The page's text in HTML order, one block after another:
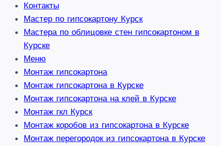
Контакты
Мастер по гипсокартону Курск
Мастера по облицовке стен гипсокартоном в
Курске
Меню
Монтаж гипсокартона
Монтаж гипсокартона в Курске
Монтаж гипсокартона на клей в Курске
Монтаж гкл Курск
Монтаж коробов из гипсокартона в Курске
Монтаж перегородок из гипсокартона в Курске